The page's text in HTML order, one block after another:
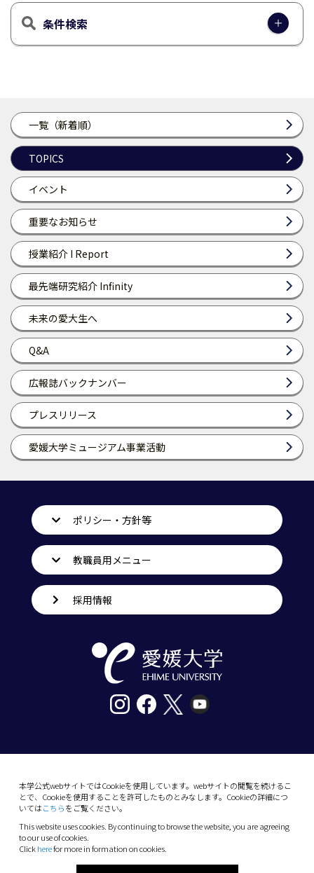
一覧（新着順）
TOPICS
イベント
重要なお知らせ
授業紹介 I Report
最先端研究紹介 Infinity
未来の愛大生へ
Q&A
広報誌バックナンバー
プレスリリース
愛媛大学ミュージアム事業活動
条件検索
本学公式webサイトではCookieを使用しています。webサイトの閲覧を続けるこ
とで、Cookieを使用することを許可したものとみなします。Cookieの詳細につ
いてはこちらをご覧ください。
This website uses cookies. By continuing to browse the website, you are agreeing
to our use of cookies.
Clickherefor more in formation on cookies.
ポリシー・方針等
教職員用メニュー
採用情報
10-13 Dogo-Himata, Matsuyama, Ehime 790-
Phone: +81 89-927-9000